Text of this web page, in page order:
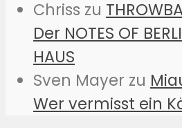
Chriss zu
Der NOTES OF
HAUS
Sven Mayer zu
Wer vermisst ein